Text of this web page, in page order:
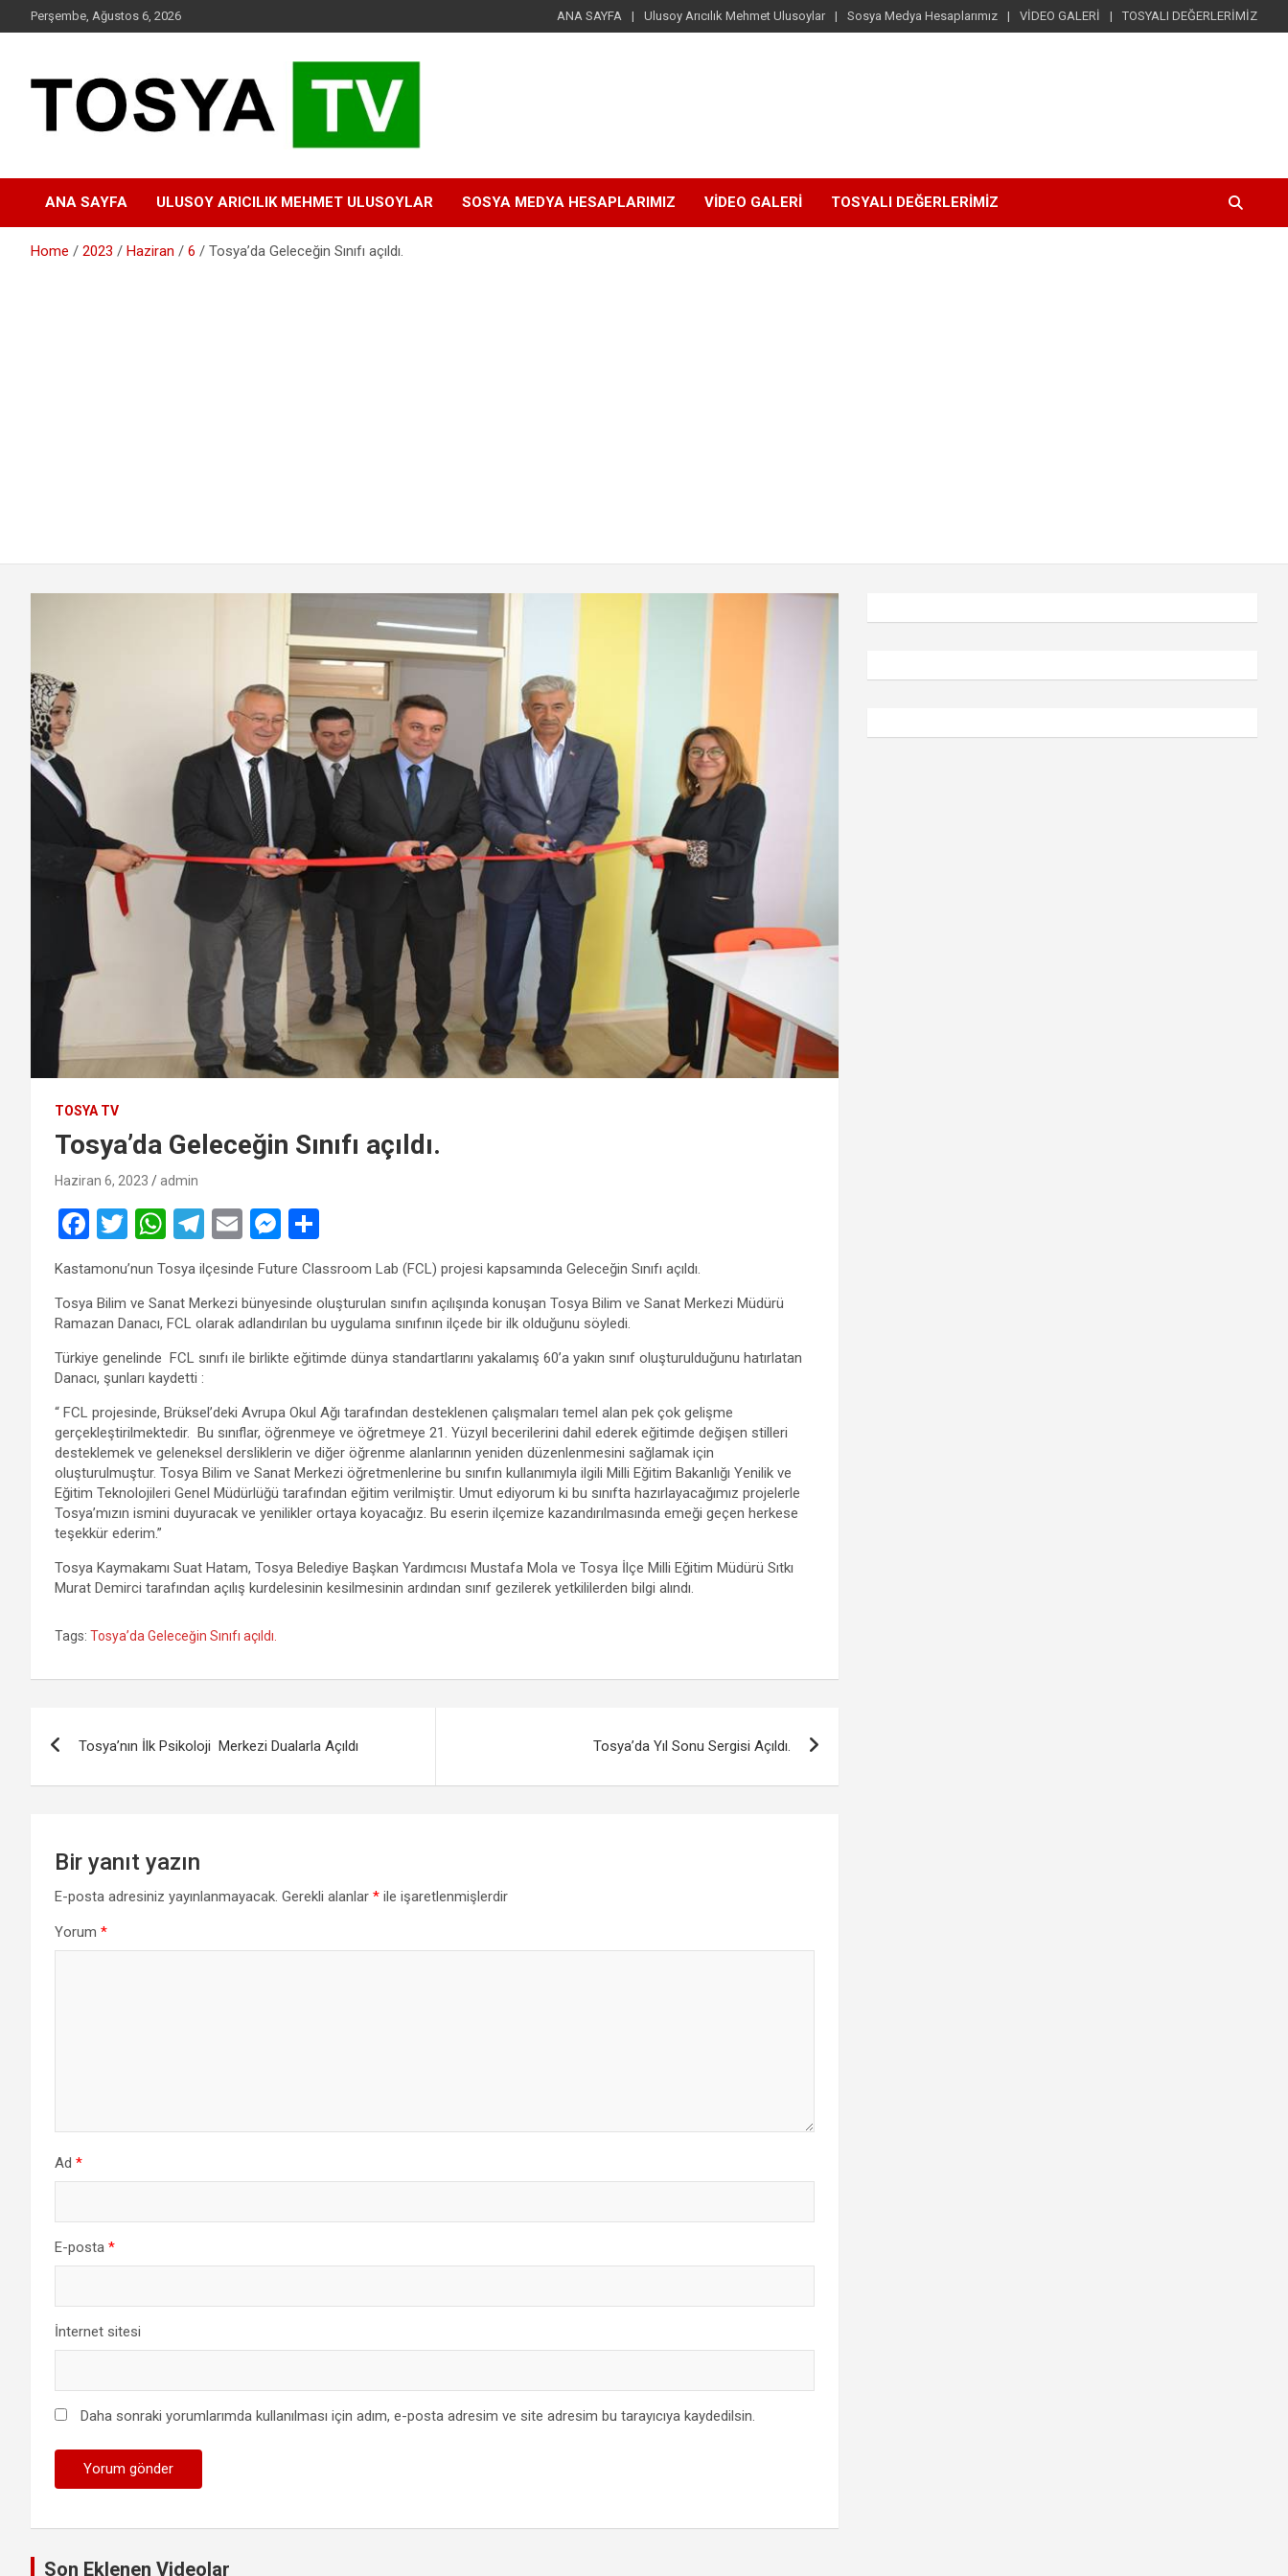
to
Perşembe, Ağustos 6, 2026 ANA SAYFA Ulusoy Arıcılık Mehmet Ulusoylar Sosya Medya Hesaplarımız VİDEO GALERİ TOSYALI DEĞERLERİMİZ
ANA SAYFA ULUSOY ARICILIK MEHMET ULUSOYLAR SOSYA MEDYA HESAPLARIMIZ VİDEO GALERİ TOSYALI DEĞERLERİMİZ
Home 2023 Haziran 6 Tosya’da Geleceğin Sınıfı açıldı.
TOSYA TV
Tosya’da Geleceğin Sınıfı açıldı.
Haziran 6, 2023 admin
F
ce
b
o
o
k
T
wi
tt
er
W
at
s
A
p
p
T
e
gr
a
E
m
ail
M
es
se
n
g
er
ar
e
Kastamonu’nun Tosya ilçesinde Future Classroom Lab (FCL) projesi kapsamında Geleceğin Sınıfı açıldı.
Tosya Bilim ve Sanat Merkezi bünyesinde oluşturulan sınıfın açılışında konuşan Tosya Bilim ve Sanat Merkezi Müdürü
Ramazan Danacı, FCL olarak adlandırılan bu uygulama sınıfının ilçede bir ilk olduğunu söyledi.
Türkiye genelinde FCL sınıfı ile birlikte eğitimde dünya standartlarını yakalamış 60’a yakın sınıf oluşturulduğunu hatırlatan
Danacı, şunları kaydetti :
“ FCL projesinde, Brüksel’deki Avrupa Okul Ağı tarafından desteklenen çalışmaları temel alan pek çok gelişme
gerçekleştirilmektedir. Bu sınıflar, öğrenmeye ve öğretmeye 21. Yüzyıl becerilerini dahil ederek eğitimde değişen stilleri
desteklemek ve geleneksel dersliklerin ve diğer öğrenme alanlarının yeniden düzenlenmesini sağlamak için
oluşturulmuştur. Tosya Bilim ve Sanat Merkezi öğretmenlerine bu sınıfın kullanımıyla ilgili Milli Eğitim Bakanlığı Yenilik ve
Eğitim Teknolojileri Genel Müdürlüğü tarafından eğitim verilmiştir. Umut ediyorum ki bu sınıfta hazırlayacağımız projelerle
Tosya’mızın ismini duyuracak ve yenilikler ortaya koyacağız. Bu eserin ilçemize kazandırılmasında emeği geçen herkese
teşekkür ederim.”
Tosya Kaymakamı Suat Hatam, Tosya Belediye Başkan Yardımcısı Mustafa Mola ve Tosya İlçe Milli Eğitim Müdürü Sıtkı
Murat Demirci tarafından açılış kurdelesinin kesilmesinin ardından sınıf gezilerek yetkililerden bilgi alındı.
Tags: Tosya’da Geleceğin Sınıfı açıldı.
gezinmesi
Tosya’nın İlk Psikoloji Merkezi Dualarla Açıldı Tosya’da Yıl Sonu Sergisi Açıldı.
Bir yanıt yazın
E-posta adresiniz yayınlanmayacak. Gerekli alanlar * ile işaretlenmişlerdir
Yorum *
Ad *
E-posta *
İnternet sitesi
Daha sonraki yorumlarımda kullanılması için adım, e-posta adresim ve site adresim bu tarayıcıya kaydedilsin.
Son Eklenen Videolar